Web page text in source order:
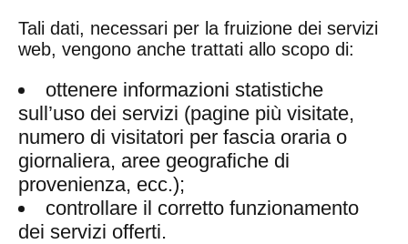
Tali dati, necessari per la fruizione dei servizi
web, vengono anche trattati allo scopo di:
ottenere informazioni statistiche
sull’uso dei servizi (pagine più visitate,
numero di visitatori per fascia oraria o
giornaliera, aree geografiche di
provenienza, ecc.);
controllare il corretto funzionamento
dei servizi offerti.